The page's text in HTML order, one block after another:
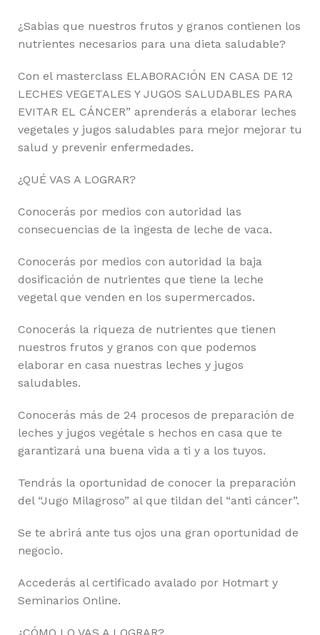
¿Sabias que nuestros frutos y granos contienen los
nutrientes necesarios para una dieta saludable?
Con el masterclass ELABORACIÓN EN CASA DE 12
LECHES VEGETALES Y JUGOS SALUDABLES PARA
EVITAR EL CÁNCER” aprenderás a elaborar leches
vegetales y jugos saludables para mejor mejorar tu
salud y prevenir enfermedades.
¿QUÉ VAS A LOGRAR?
Conocerás por medios con autoridad las
consecuencias de la ingesta de leche de vaca.
Conocerás por medios con autoridad la baja
dosificación de nutrientes que tiene la leche
vegetal que venden en los supermercados.
Conocerás la riqueza de nutrientes que tienen
nuestros frutos y granos con que podemos
elaborar en casa nuestras leches y jugos
saludables.
Conocerás más de 24 procesos de preparación de
leches y jugos vegétale s hechos en casa que te
garantizará una buena vida a ti y a los tuyos.
Tendrás la oportunidad de conocer la preparación
del “Jugo Milagroso” al que tildan del “anti cáncer”.
Se te abrirá ante tus ojos una gran oportunidad de
negocio.
Accederás al certificado avalado por Hotmart y
Seminarios Online.